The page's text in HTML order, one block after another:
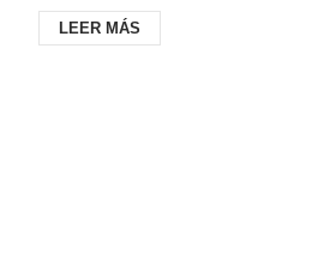
impago de los laudos arb...
LEER MÁS